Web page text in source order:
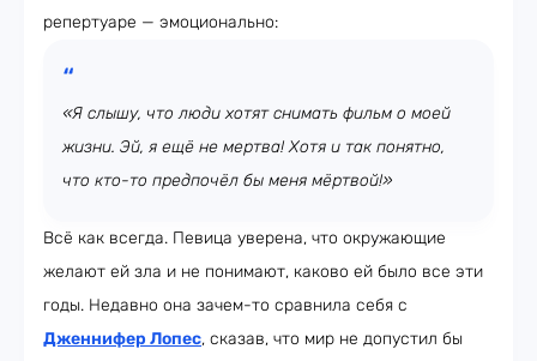
репертуаре — эмоционально:
«Я слышу, что люди хотят снимать фильм о моей
жизни. Эй, я ещё не мертва! Хотя и так понятно,
что кто-то предпочёл бы меня мёртвой!»
Всё как всегда. Певица уверена, что окружающие
желают ей зла и не понимают, каково ей было все эти
годы. Недавно она зачем-то сравнила себя с
Дженнифер Лопес, сказав, что мир не допустил бы